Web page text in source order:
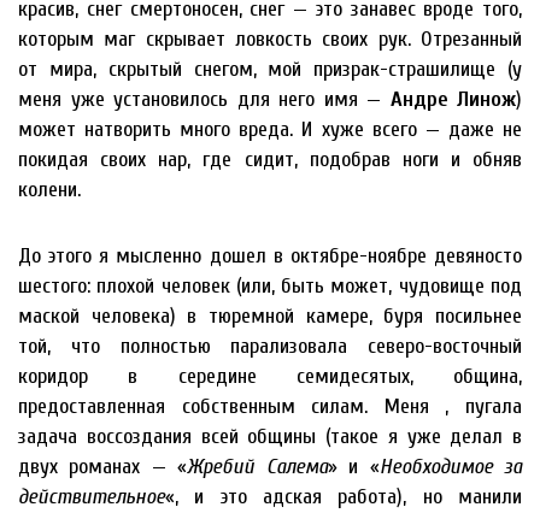
красив, снег смертоносен, снег — это занавес вроде того,
которым маг скрывает ловкость своих рук. Отрезанный
от мира, скрытый снегом, мой призрак-страшилище (у
меня уже установилось для него имя — Андре Линож)
может натворить много вреда. И хуже всего — даже не
покидая своих нар, где сидит, подобрав ноги и обняв
колени.
До этого я мысленно дошел в октябре-ноябре девяносто
шестого: плохой человек (или, быть может, чудовище под
маской человека) в тюремной камере, буря посильнее
той, что полностью парализовала северо-восточный
коридор в середине семидесятых, община,
предоставленная собственным силам. Меня , пугала
задача воссоздания всей общины (такое я уже делал в
двух романах — «Жребий Салема» и «Необходимое за
действительное«, и это адская работа), но манили